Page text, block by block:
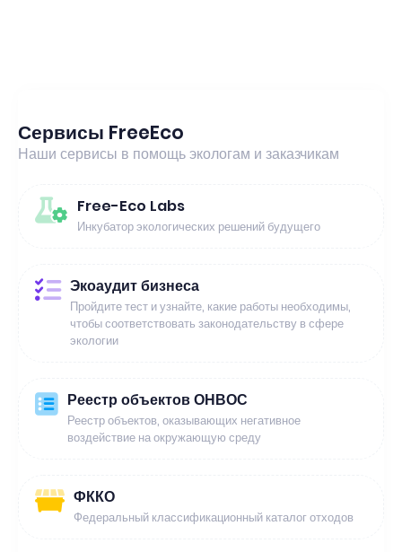
Сервисы FreeEco
Наши сервисы в помощь экологам и заказчикам
Free-Eco Labs
Инкубатор экологических решений будущего
Экоаудит бизнеса
Пройдите тест и узнайте, какие работы необходимы,
чтобы соответствовать законодательству в сфере
экологии
Реестр объектов ОНВОС
Реестр объектов, оказывающих негативное
воздействие на окружающую среду
ФККО
Федеральный классификационный каталог отходов